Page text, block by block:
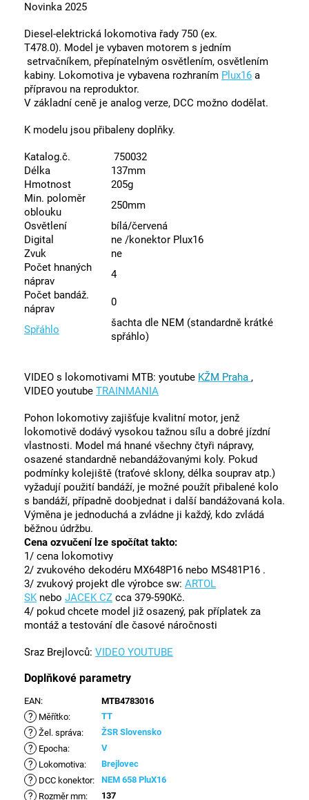
Novinka 2025
Diesel-elektrická lokomotiva řady 750 (ex.
T478.0). Model je vybaven motorem s jedním
setrvačníkem, přepínatelným osvětlením, osvětlením
kabiny. Lokomotiva je vybavena rozhraním Plux16 a
přípravou na reproduktor.
V základní ceně je analog verze, DCC možno dodělat.
K modelu jsou přibaleny doplňky.
Katalog.č.
750032
Délka
137mm
Hmotnost
205g
Min. poloměr
oblouku
250mm
Osvětlení
bílá/červená
Digital
ne /konektor Plux16
Zvuk
ne
Počet hnaných
náprav
4
Počet bandáž.
náprav
0
Spřáhlo
šachta dle NEM (standardně krátké
spřáhlo)
VIDEO s lokomotivami MTB: youtube KŽM Praha ,
VIDEO youtube TRAINMANIA
Pohon lokomotivy zajišťuje kvalitní motor, jenž
lokomotivě dodávý vysokou tažnou sílu a dobré jízdní
vlastnosti. Model má hnané všechny čtyři nápravy,
osazené standardně nebandážovanými koly. Pokud
podmínky kolejiště (traťové sklony, délka souprav atp.)
vyžadují použití bandáží, je možné použít přibalené kolo
s bandáží, případně doobjednat i další bandážovaná kola.
Výměna je jednoduchá a zvládne ji každý, kdo zvládá
běžnou údržbu.
Cena ozvučení lze spočítat takto:
1/ cena lokomotivy
2/ zvukového dekodéru MX648P16 nebo MS481P16 .
3/ zvukový projekt dle výrobce sw: ARTOL
SKnebo JACEK CZ cca 379-590Kč.
4/ pokud chcete model již osazený, pak příplatek za
montáž a testování dle časové náročnosti
Sraz Brejlovců: VIDEO YOUTUBE
Doplňkové parametry
EAN: MTB4783016
? Měřítko: TT
? Žel. správa: ŽSR Slovensko
? Epocha: V
? Lokomotiva: Brejlovec
? DCC konektor: NEM 658 PluX16
? Rozměr mm:
137